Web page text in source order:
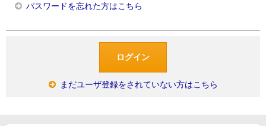
パスワードを忘れた方はこちら
まだユーザ登録をされていない方はこちら